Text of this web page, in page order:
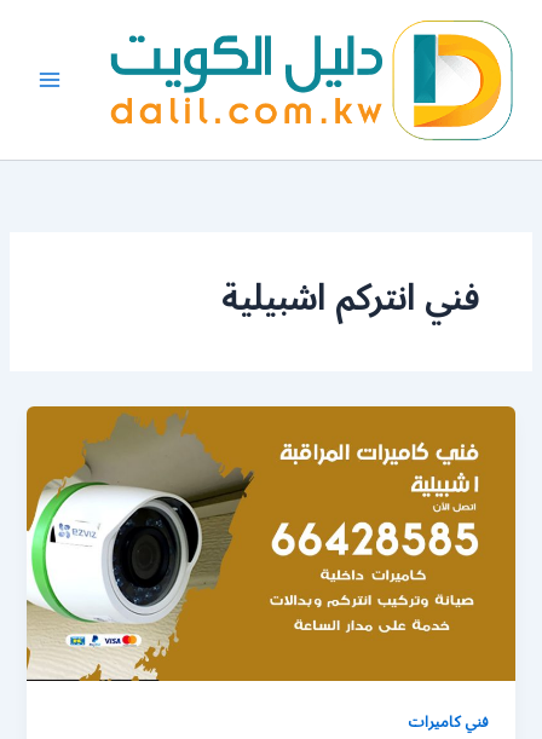
المحتوى
فني انتركم اشبيلية
فني كاميرات